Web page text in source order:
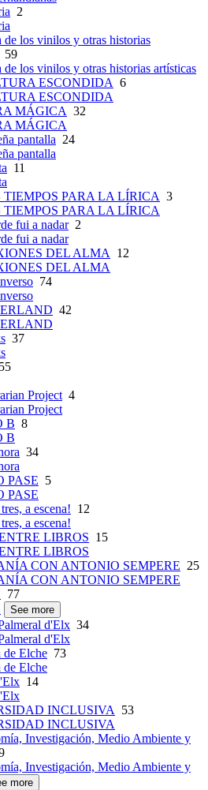
2
de los vinilos y otras historias
59
de los vinilos y otras historias artísticas
ESCONDIDA 6
ESCONDIDA
MÁGICA 32
MÁGICA
pantalla 24
pantalla
11
TIEMPOS PARA LA LÍRICA 3
TIEMPOS PARA LA LÍRICA
fui a nadar2
fui a nadar
DEL ALMA 12
DEL ALMA
74
42
37
Project4
Project
B 8
B
34
PASE 5
PASE
a escena! 12
a escena!
LIBROS 15
LIBROS
CON ANTONIO SEMPERE 25
CON ANTONIO SEMPERE
77
See more
d'Elx 34
d'Elx
de Elche 73
de Elche
14
INCLUSIVA 53
INCLUSIVA
Investigación, Medio Ambiente y
Investigación, Medio Ambiente y
more